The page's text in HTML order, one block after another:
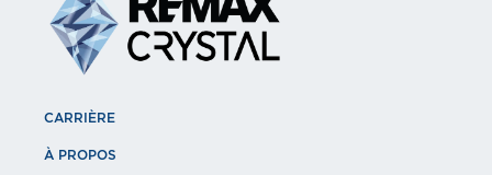
CARRIÈRE
À PROPOS